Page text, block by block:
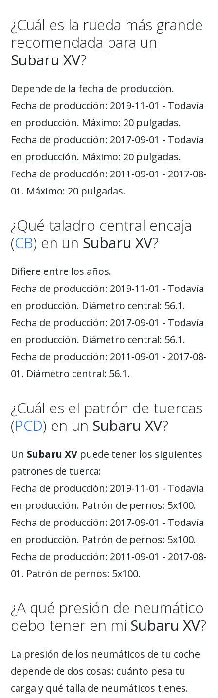
¿Cuál es la rueda más grande
recomendada para un
Subaru XV?
Depende de la fecha de producción.
Fecha de producción: 2019-11-01 - Todavía
en producción. Máximo: 20 pulgadas.
Fecha de producción: 2017-09-01 - Todavía
en producción. Máximo: 20 pulgadas.
Fecha de producción: 2011-09-01 - 2017-08-
01. Máximo: 20 pulgadas.
¿Qué taladro central encaja
(CB) en un Subaru XV?
Difiere entre los años.
Fecha de producción: 2019-11-01 - Todavía
en producción. Diámetro central: 56.1.
Fecha de producción: 2017-09-01 - Todavía
en producción. Diámetro central: 56.1.
Fecha de producción: 2011-09-01 - 2017-08-
01. Diámetro central: 56.1.
¿Cuál es el patrón de tuercas
(PCD) en un Subaru XV?
Un Subaru XV puede tener los siguientes
patrones de tuerca:
Fecha de producción: 2019-11-01 - Todavía
en producción. Patrón de pernos: 5x100.
Fecha de producción: 2017-09-01 - Todavía
en producción. Patrón de pernos: 5x100.
Fecha de producción: 2011-09-01 - 2017-08-
01. Patrón de pernos: 5x100.
¿A qué presión de neumático
debo tener en mi Subaru XV?
La presión de los neumáticos de tu coche
depende de dos cosas: cuánto pesa tu
carga y qué talla de neumáticos tienes.